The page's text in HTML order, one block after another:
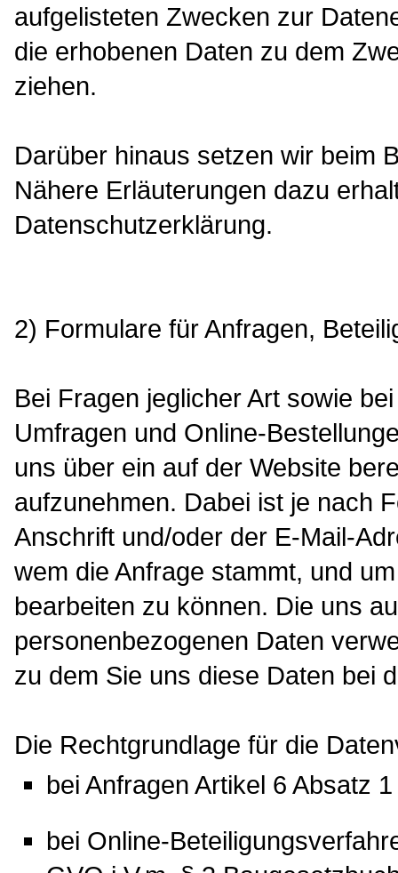
aufgelisteten Zwecken zur
die erhobenen Daten zu dem
ziehen.
Darüber hinaus setzen wir beim
Nähere Erläuterungen dazu
Datenschutzerklärung.
2) Formulare für Anfragen,
Bei Fragen jeglicher Art sowie
Umfragen und Online-
uns über ein auf der Website
aufzunehmen. Dabei ist je nach
Anschrift und/oder der E-Mail-
wem die Anfrage stammt, und
bearbeiten zu können. Die uns
personenbezogenen Daten
zu dem Sie uns diese Daten bei
Die Rechtgrundlage für die
bei Anfragen Artikel 6 Absatz
bei Online-